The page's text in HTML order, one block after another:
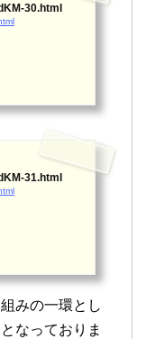
30.html
31.html
みの一環とし
なっておりま